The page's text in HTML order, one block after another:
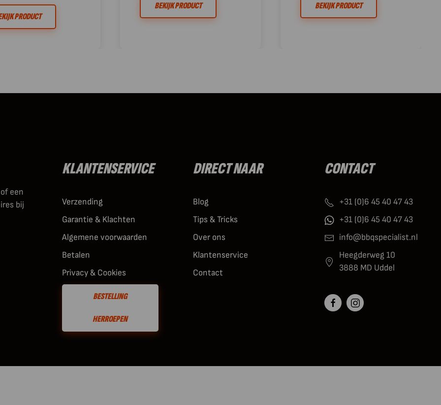
PRODUCT
BEKIJK PRODUCT BEKIJK PRODUCT
een
bij
KLANTENSERVICE
Verzending
Garantie & Klachten
Algemene voorwaarden
Betalen
Privacy & Cookies
BESTELLING
HERROEPEN
DIRECT NAAR
Blog
Tips & Tricks
Over ons
Klantenservice
Contact
CONTACT
+31 (0)6 45 40 47 43
+31 (0)6 45 40 47 43
info@bbqspecialist.nl
Heegderweg 10
3888 MD Uddel